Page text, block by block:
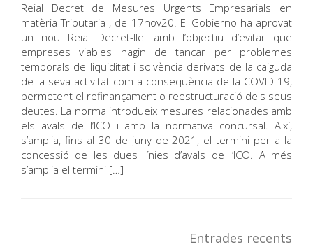
Reial Decret de Mesures Urgents Empresarials en
matèria Tributaria , de 17nov20. El Gobierno ha aprovat
un nou Reial Decret-llei amb l’objectiu d’evitar que
empreses viables hagin de tancar per problemes
temporals de liquiditat i solvència derivats de la caiguda
de la seva activitat com a conseqüència de la COVID-19,
permetent el refinançament o reestructuració dels seus
deutes. La norma introdueix mesures relacionades amb
els avals de l’ICO i amb la normativa concursal. Així,
s’amplia, fins al 30 de juny de 2021, el termini per a la
concessió de les dues línies d’avals de l’ICO. A més
s’amplia el termini […]
Entrades recents